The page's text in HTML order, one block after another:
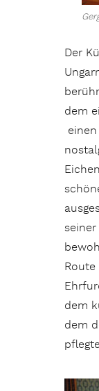
Der
dem
dem
dem